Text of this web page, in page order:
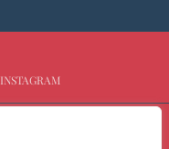
INSTAGRAM